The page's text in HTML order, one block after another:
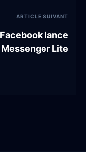
ARTICLE SUIVANT
Facebook lance
Messenger Lite